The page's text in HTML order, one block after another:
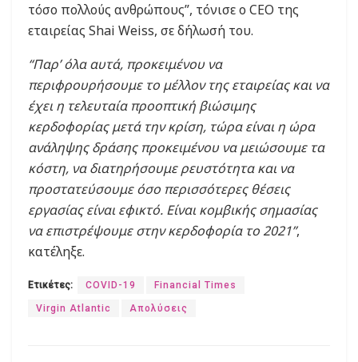
τόσο πολλούς ανθρώπους”, τόνισε ο CEO της
εταιρείας Shai Weiss, σε δήλωσή του.
“Παρ’ όλα αυτά, προκειμένου να
περιφρουρήσουμε το μέλλον της εταιρείας και να
έχει η τελευταία προοπτική βιώσιμης
κερδοφορίας μετά την κρίση, τώρα είναι η ώρα
ανάληψης δράσης προκειμένου να μειώσουμε τα
κόστη, να διατηρήσουμε ρευστότητα και να
προστατεύσουμε όσο περισσότερες θέσεις
εργασίας είναι εφικτό. Είναι κομβικής σημασίας
να επιστρέψουμε στην κερδοφορία το 2021”,
κατέληξε.
Ετικέτες: COVID-19 Financial Times
Virgin Atlantic Απολύσεις